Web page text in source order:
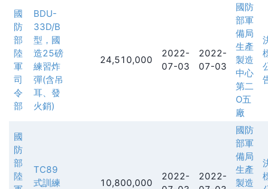
國
防
部
陸
軍
司
令
部
BDU-
33D/B
型，國
造25磅
練習炸
彈(含吊
耳、發
火銷)
24,510,000
2022-
07-03
2022-
07-03
國防
部軍
備局
生產
製造
中心
第二
O五
廠
國
防
部
陸
TC89
式訓練
10,800,000
2022-
2022-
國防
部軍
備局
生產
製造